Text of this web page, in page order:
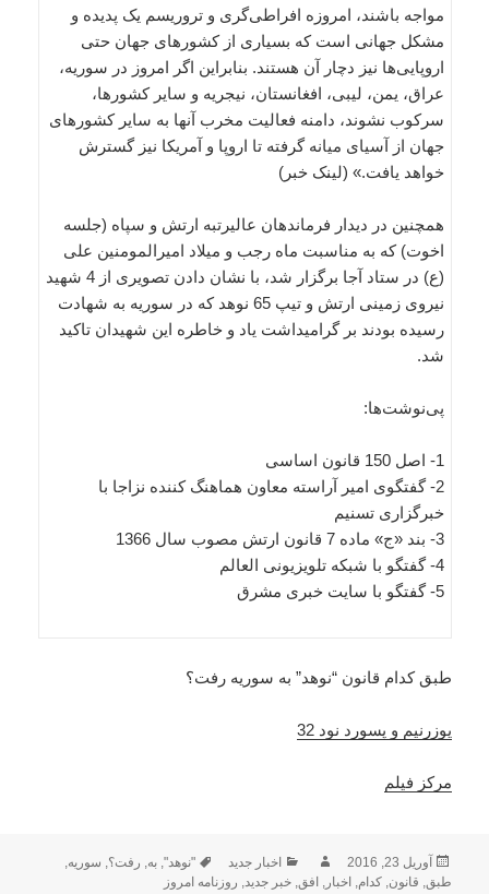
مواجه باشند، امروزه افراطی‌گری و تروریسم یک پدیده و
مشکل جهانی است که بسیاری از کشورهای جهان حتی
اروپایی‌ها نیز دچار آن هستند. بنابراین اگر امروز در سوریه،
عراق، یمن، لیبی، افغانستان، نیجریه و سایر کشورها،
سرکوب نشوند، دامنه فعالیت مخرب آنها به سایر کشورهای
جهان از آسیای میانه گرفته تا اروپا و آمریکا نیز گسترش
خواهد یافت.» (لینک خبر)
همچنین در دیدار فرماندهان عالیرتبه ارتش و سپاه (جلسه
اخوت) که به مناسبت ماه رجب و میلاد امیرالمومنین علی
(ع) در ستاد آجا برگزار شد، با نشان دادن تصویری از 4 شهید
نیروی زمینی ارتش و تیپ 65 نوهد که در سوریه به شهادت
رسیده بودند بر گرامیداشت یاد و خاطره این شهیدان تاکید
شد.
پی‌نوشت‌ها:
1- اصل 150 قانون اساسی
2- گفتگوی امیر آراسته معاون هماهنگ کننده نزاجا با
خبرگزاری تسنیم
3- بند «ج» ماده 7 قانون ارتش مصوب سال 1366
4- گفتگو با شبکه تلویزیونی العالم
5- گفتگو با سایت خبری مشرق
طبق کدام قانون “نوهد” به سوریه رفت؟
یوزرنیم و پسورد نود 32
مرکز فیلم
ارسال
شده
آوریل 23, 2016 نویسندهدسته‌ها
اخبار جدید برچسب‌ها
"نوهد",به, رفت؟, سوریه,
طبق, قانون,کدام, اخبار, افق,خبر جدید, روزنامه امروز